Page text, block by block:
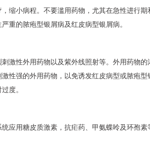
缩小病程。不要滥用药物，尤其在急性进行期
重的脓疱型银屑病及红皮病型银屑病。
激性外用药物以及紫外线照射等。外用药物的
性强的外用药物，以免诱发红皮病型或脓疱型
度。
应用糖皮质激素，抗疟药、甲氨蝶呤及环孢素